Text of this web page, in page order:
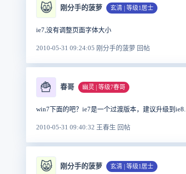
😸 刚分手的菠萝 玄清 | 等级1居士
ie7,没有调整页面字体大小
2010-05-31 09:24:05 刚分手的菠萝 回帖
🍟 春哥 幽灵 | 等级7春哥
win7下面的吧？ie7是一个过渡版本，建议升级到ie8.
2010-05-31 09:40:32 王春生 回帖
😸 刚分手的菠萝 玄清 | 等级1居士